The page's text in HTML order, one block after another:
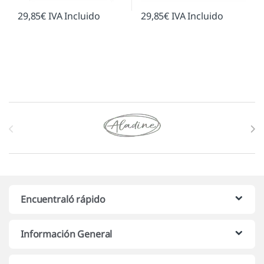
29,85€IVA Incluido 29,85€IVA Incluido
Marcas De Carrusel
Encuentraló rápido
Información General